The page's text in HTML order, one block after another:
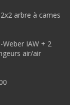
arbre à cames
IAW + 2
air/air